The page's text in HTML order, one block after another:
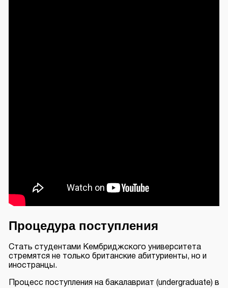
Процедура поступления
Стать студентами Кембриджского университета
стремятся не только британские абитуриенты, но и
иностранцы.
Процесс поступления на бакалавриат (undergraduate) в